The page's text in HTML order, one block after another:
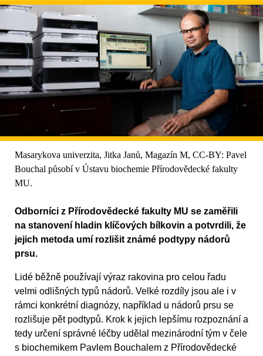
Masarykova univerzita, Jitka Janů, Magazín M, CC-BY: Pavel
Bouchal působí v Ústavu biochemie Přírodovědecké fakulty
MU.
Odborníci z Přírodovědecké fakulty MU se zaměřili
na stanovení hladin klíčových bílkovin a potvrdili, že
jejich metoda umí rozlišit známé podtypy nádorů
prsu.
Lidé běžně používají výraz rakovina pro celou řadu
velmi odlišných typů nádorů. Velké rozdíly jsou ale i v
rámci konkrétní diagnózy, například u nádorů prsu se
rozlišuje pět podtypů. Krok k jejich lepšímu rozpoznání a
tedy určení správné léčby udělal mezinárodní tým v čele
s biochemikem Pavlem Bouchalem z Přírodovědecké